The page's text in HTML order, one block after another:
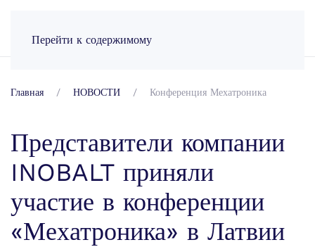
Перейти к содержимому
Главная НОВОСТИ Конференция Мехатроника
Представители компании
INOBALT приняли
участие в конференции
«Мехатроника» в Латвии